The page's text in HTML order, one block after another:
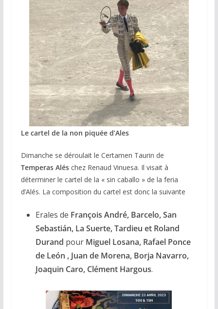
Le cartel de la non piquée d’Ales
Dimanche se déroulait le Certamen Taurin de
Temperas Aléschez Renaud Vinuesa. Il visait à
déterminer le cartel de la « sin caballo » de la feria
d’Alés. La composition du cartel est donc la suivante
Erales de François André, Barcelo, San
Sebastián, La Suerte, Tardieu et Roland
Durand pour Miguel Losana, Rafael Ponce
de León , Juan de Morena, Borja Navarro,
Joaquin Caro, Clément Hargous.